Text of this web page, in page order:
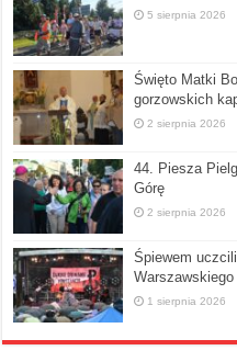
5 sierpnia 2026
Święto Matki
gorzowskich
2 sierpnia 2026
44. Piesza
Górę
2 sierpnia 2026
Śpiewem
Warszawskiego
1 sierpnia 2026